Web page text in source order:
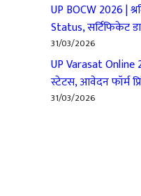
UP BOCW 2026 |
Status, सर्टिफिकेट
31/03/2026
UP Varasat Online
स्टेटस, आवेदन फॉर्म
31/03/2026